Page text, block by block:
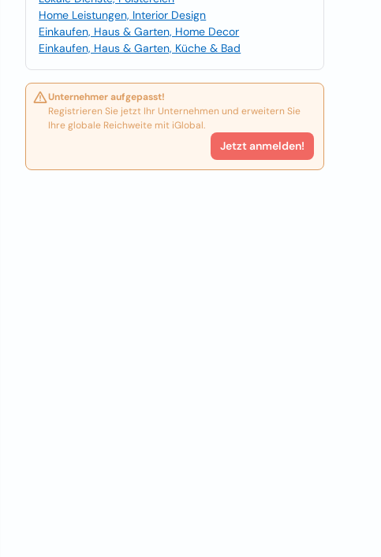
Home Leistungen, Interior Design
Einkaufen, Haus & Garten, Home Decor
Einkaufen, Haus & Garten, Küche & Bad
Unternehmer aufgepasst!
Registrieren Sie jetzt Ihr Unternehmen und erweitern Sie
Ihre globale Reichweite mit iGlobal.
Jetzt anmelden!